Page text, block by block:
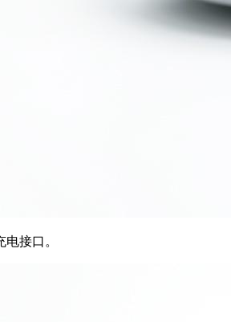
接口。